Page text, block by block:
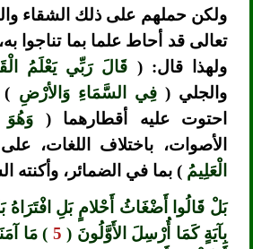
ولكن حملهم على ذلك الشقاء
تعالى قد أحاط علما بما تناجوا
ولهذا قال: ( قَالَ رَبِّي يَعْلَمُ
والجلي ( فِي السَّمَاءِ وَالأرْضِ )
احتوت عليه أقطارهما ( وَهُوَ
الأصوات، باختلاف اللغات،
الْعَلِيمُ ) بما في الضمائر، وأكنته
بَلْ قَالُوا أَضْغَاثُ أَحْلامٍ بَلِ افْتَرَاهُ
بِآيَةٍ كَمَا أُرْسِلَ الأَوَّلُونَ (5
) مَا